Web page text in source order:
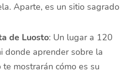
Aparte, es un sitio sagrado
de Luosto: Un lugar a 120
donde aprender sobre la
mostrarán cómo es su